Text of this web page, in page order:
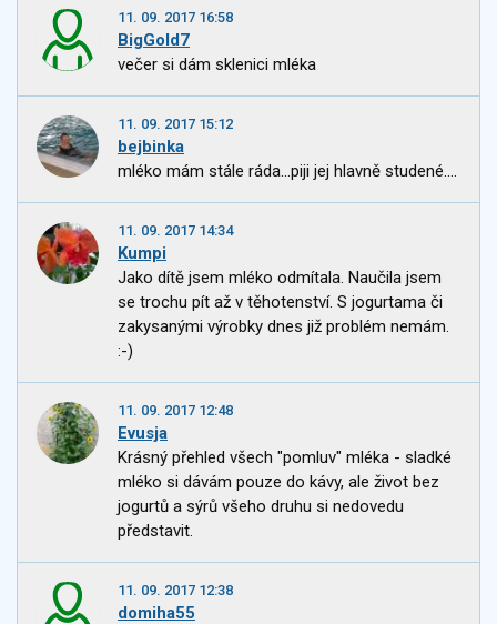
11. 09. 2017 16:58
BigGold7
večer si dám sklenici mléka
11. 09. 2017 15:12
bejbinka
mléko mám stále ráda...piji jej hlavně studené....
11. 09. 2017 14:34
Kumpi
Jako dítě jsem mléko odmítala. Naučila jsem
se trochu pít až v těhotenství. S jogurtama či
zakysanými výrobky dnes již problém nemám.
:-)
11. 09. 2017 12:48
Evusja
Krásný přehled všech "pomluv" mléka - sladké
mléko si dávám pouze do kávy, ale život bez
jogurtů a sýrů všeho druhu si nedovedu
představit.
11. 09. 2017 12:38
domiha55